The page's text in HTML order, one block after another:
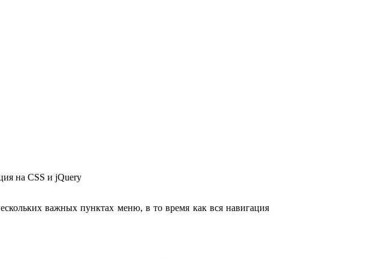
на CSS и jQuery
важных пунктах меню, в то время как вся навигация